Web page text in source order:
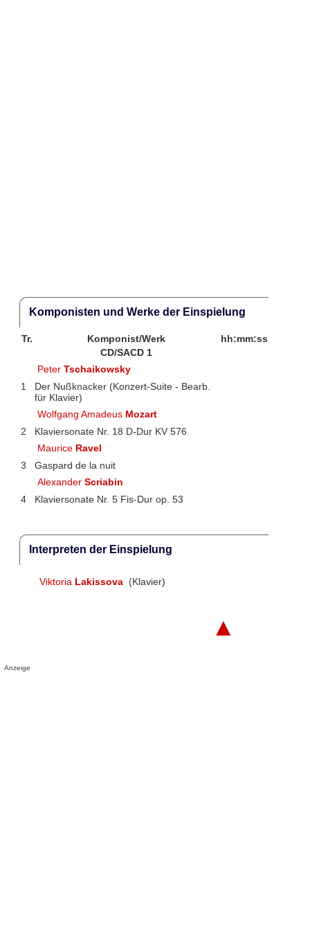
Komponisten und Werke der Einspielung
Tr. Komponist/Werk
hh:mm:ss
CD/SACD 1
PeterTschaikowsky
1
Der Nußknacker (Konzert-Suite - Bearb.
für Klavier)
Wolfgang Amadeus Mozart
2
Klaviersonate Nr. 18 D-Dur KV 576
Maurice Ravel
3
Gaspard de la nuit
AlexanderScriabin
4
Klaviersonate Nr. 5 Fis-Dur op. 53
Interpreten der Einspielung
Viktoria Lakissova (Klavier)
▲
Anzeige